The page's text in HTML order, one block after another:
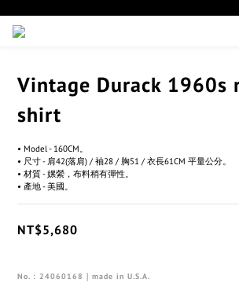
Vintage Durack 1960s
shirt
• Model - 160CM。
• 尺寸 - 肩42(落肩) / 袖28 / 胸51 / 衣長61CM 平量公分。
• 材質 - 嫘縈，布料稍有彈性。
• 產地 - 美國。
NT$5,680
No. : 24060168｜made in U.S.A.